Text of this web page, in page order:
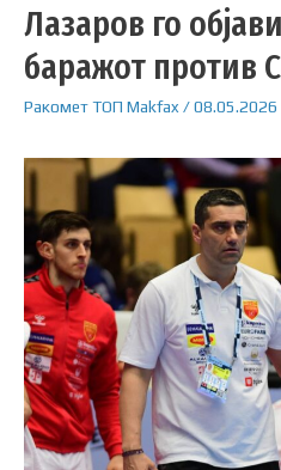
Лазаров го
баражот против
РакометТОП Makfax /08.05.2026